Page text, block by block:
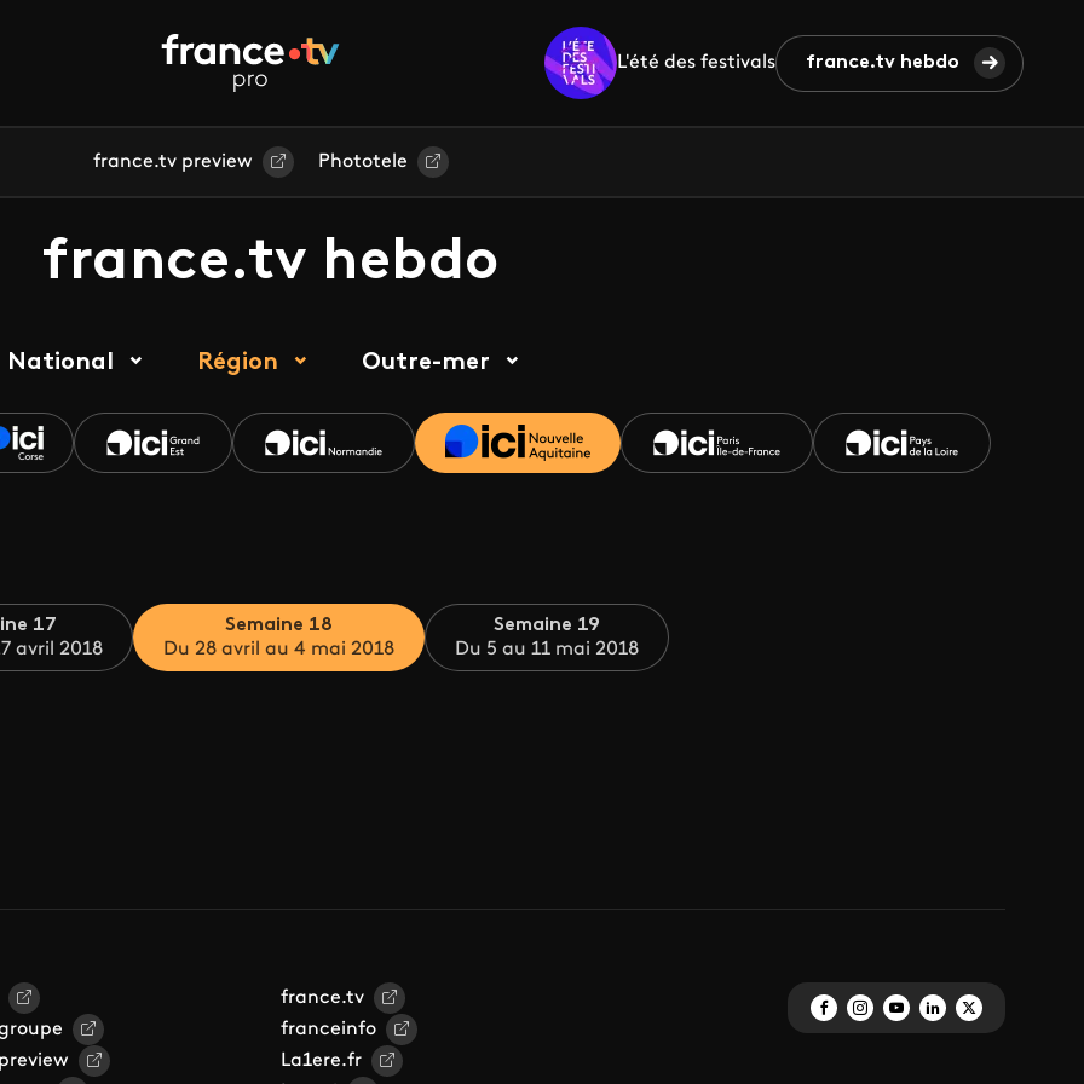
L'été des festivals france.tv hebdo
france.tv preview Phototele
france.tv hebdo
National Région Outre-mer
17
avril 2018
Semaine 18
Du 28 avril au 4 mai 2018
Semaine 19
Du 5 au 11 mai 2018
france.tv
franceinfo
La1ere.fr